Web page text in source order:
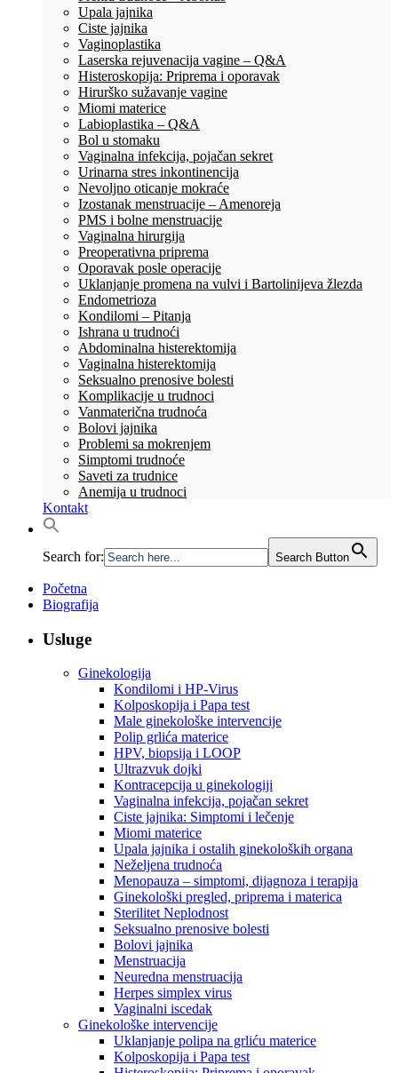
Upala jajnika
Ciste jajnika
Vaginoplastika
Laserska rejuvenacija vagine – Q&A
Histeroskopija: Priprema i oporavak
Hirurško sužavanje vagine
Miomi materice
Labioplastika – Q&A
Bol u stomaku
Vaginalna infekcija, pojačan sekret
Urinarna stres inkontinencija
Nevoljno oticanje mokraće
Izostanak menstruacije – Amenoreja
PMS i bolne menstruacije
Vaginalna hirurgija
Preoperativna priprema
Oporavak posle operacije
Uklanjanje promena na vulvi i Bartolinijeva žlezda
Endometrioza
Kondilomi – Pitanja
Ishrana u trudnoći
Abdominalna histerektomija
Vaginalna histerektomija
Seksualno prenosive bolesti
Komplikacije u trudnoci
Vanmaterična trudnoća
Bolovi jajnika
Problemi sa mokrenjem
Simptomi trudnoće
Saveti za trudnice
Anemija u trudnoci
Kontakt
Search for: Search Button
Početna
Biografija
Usluge
Ginekologija
Kondilomi i HP-Virus
Kolposkopija i Papa test
Male ginekološke intervencije
Polip grlića materice
HPV, biopsija i LOOP
Ultrazvuk dojki
Kontracepcija u ginekologiji
Vaginalna infekcija, pojačan sekret
Ciste jajnika: Simptomi i lečenje
Miomi materice
Upala jajnika i ostalih ginekoloških organa
Neželjena trudnoća
Menopauza – simptomi, dijagnoza i terapija
Ginekološki pregled, priprema i materica
Sterilitet Neplodnost
Seksualno prenosive bolesti
Bolovi jajnika
Menstruacija
Neuredna menstruacija
Herpes simplex virus
Vaginalni iscedak
Ginekološke intervencije
Uklanjanje polipa na grliću materice
Kolposkopija i Papa test